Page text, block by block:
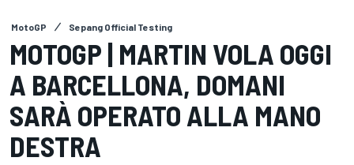
MotoGP Sepang Official Testing
MOTOGP | MARTIN VOLA OGGI
A BARCELLONA, DOMANI
SARÀ OPERATO ALLA MANO
DESTRA